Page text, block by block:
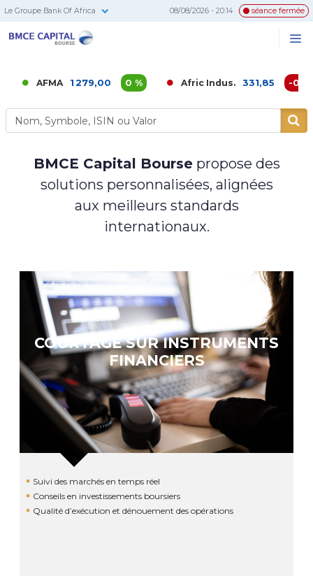
Le Groupe Bank Of Africa 08/08/2026 - 20:14 séance fermée
AFMA 1 279,00 0 % Afric Indus. 331,85 -0,02 %
BMCE Capital Boursepropose des
solutions personnalisées, alignées
aux meilleurs standards
internationaux.
COURTAGE SUR INSTRUMENTS
FINANCIERS
Suivi des marchés en temps réel
Conseils en investissements boursiers
Qualité d’exécution et dénouement des opérations